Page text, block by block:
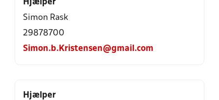
Hjælper
Simon Rask
29878700
Simon.b.Kristensen@gmail.com
Hjælper